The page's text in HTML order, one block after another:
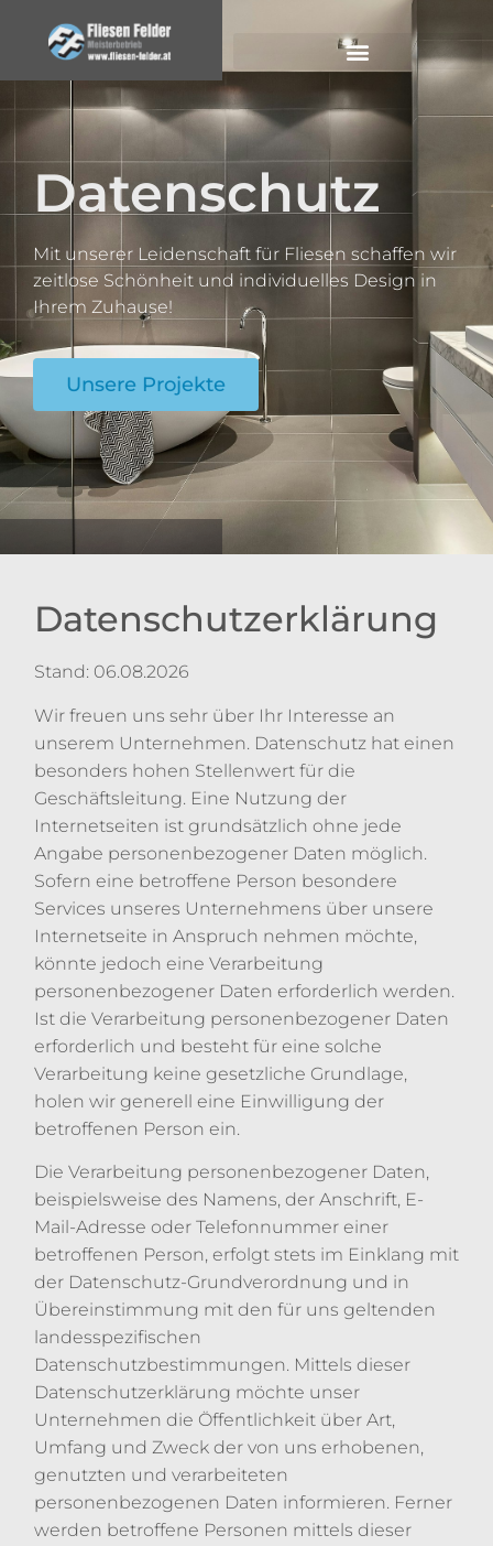
Datenschutz
Mit unserer Leidenschaft für Fliesen schaffen wir
zeitlose Schönheit und individuelles Design in
Ihrem Zuhause!
Unsere Projekte
Datenschutzerklärung
Stand: 06.08.2026
Wir freuen uns sehr über Ihr Interesse an
unserem Unternehmen. Datenschutz hat einen
besonders hohen Stellenwert für die
Geschäftsleitung. Eine Nutzung der
Internetseiten ist grundsätzlich ohne jede
Angabe personenbezogener Daten möglich.
Sofern eine betroffene Person besondere
Services unseres Unternehmens über unsere
Internetseite in Anspruch nehmen möchte,
könnte jedoch eine Verarbeitung
personenbezogener Daten erforderlich werden.
Ist die Verarbeitung personenbezogener Daten
erforderlich und besteht für eine solche
Verarbeitung keine gesetzliche Grundlage,
holen wir generell eine Einwilligung der
betroffenen Person ein.
Die Verarbeitung personenbezogener Daten,
beispielsweise des Namens, der Anschrift, E-
Mail-Adresse oder Telefonnummer einer
betroffenen Person, erfolgt stets im Einklang mit
der Datenschutz-Grundverordnung und in
Übereinstimmung mit den für uns geltenden
landesspezifischen
Datenschutzbestimmungen. Mittels dieser
Datenschutzerklärung möchte unser
Unternehmen die Öffentlichkeit über Art,
Umfang und Zweck der von uns erhobenen,
genutzten und verarbeiteten
personenbezogenen Daten informieren. Ferner
werden betroffene Personen mittels dieser